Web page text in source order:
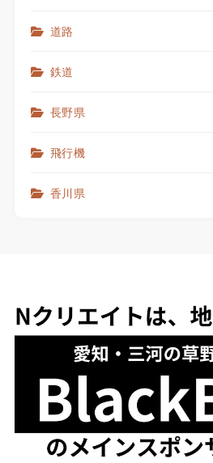
道路
鉄道
長野県
飛行機
香川県